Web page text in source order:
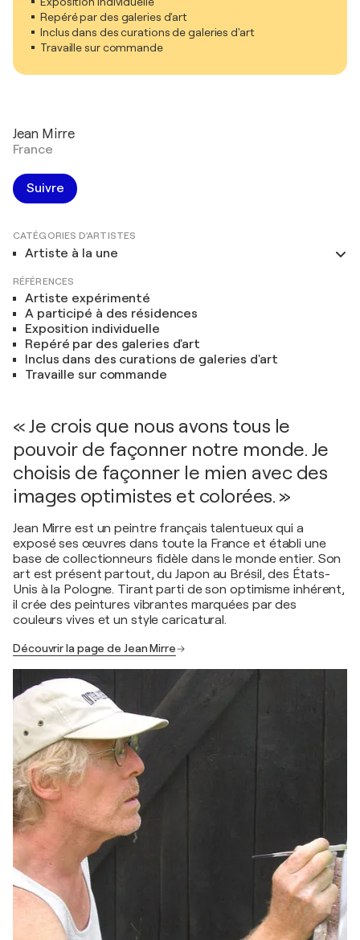
Repéré par des galeries d'art
Inclus dans des curations de galeries d'art
Travaille sur commande
Jean Mirre
France
Suivre
CATÉGORIES D'ARTISTES
Artiste à la une
RÉFÉRENCES
Artiste expérimenté
A participé à des résidences
Exposition individuelle
Repéré par des galeries d'art
Inclus dans des curations de galeries d'art
Travaille sur commande
« Je crois que nous avons tous le
pouvoir de façonner notre monde. Je
choisis de façonner le mien avec des
images optimistes et colorées. »
Jean Mirre est un peintre français talentueux qui a
exposé ses œuvres dans toute la France et établi une
base de collectionneurs fidèle dans le monde entier. Son
art est présent partout, du Japon au Brésil, des États-
Unis à la Pologne. Tirant parti de son optimisme inhérent,
il crée des peintures vibrantes marquées par des
couleurs vives et un style caricatural.
Découvrir la page de Jean Mirre